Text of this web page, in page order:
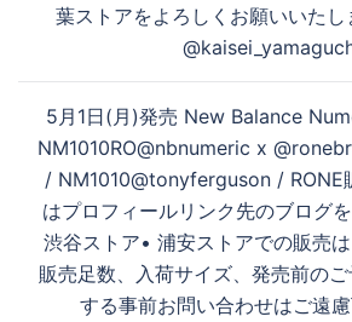
葉ストアをよろしくお願いいた
5月1日(月)発売 New Balance
NM1010RO@nbnumeric x
/ NM1010@tonyferguson / RONE
はプロフィールリンク先のブログ
渋谷ストア• 浦安ストアでの販売
販売足数、入荷サイズ、発売前の
する事前お問い合わせはご遠